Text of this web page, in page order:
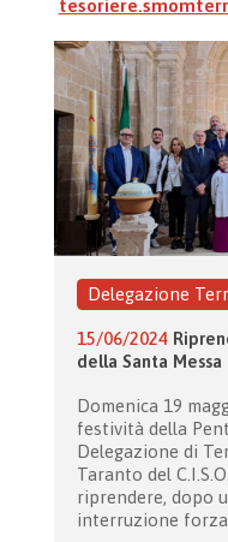
Delegazione
15/06/2024
della Santa
Domenica 19
festività della
Delegazione di
Taranto del
riprendere, dopo
interruzione